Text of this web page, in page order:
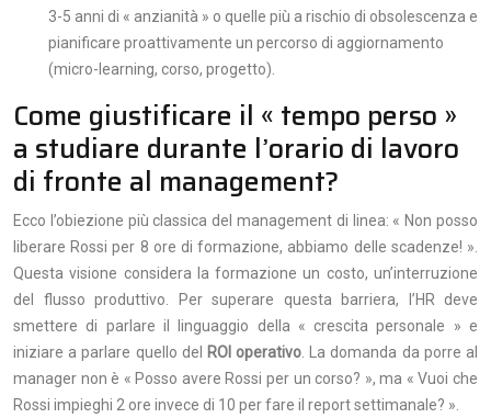
3-5 anni di « anzianità » o quelle più a rischio di obsolescenza e
pianificare proattivamente un percorso di aggiornamento
(micro-learning, corso, progetto).
Come giustificare il « tempo perso »
a studiare durante l’orario di lavoro
di fronte al management?
Ecco l’obiezione più classica del management di linea: « Non posso
liberare Rossi per 8 ore di formazione, abbiamo delle scadenze! ».
Questa visione considera la formazione un costo, un’interruzione
del flusso produttivo. Per superare questa barriera, l’HR deve
smettere di parlare il linguaggio della « crescita personale » e
iniziare a parlare quello del
ROI operativo . La domanda da porre al
manager non è « Posso avere Rossi per un corso? », ma « Vuoi che
Rossi impieghi 2 ore invece di 10 per fare il report settimanale? ».